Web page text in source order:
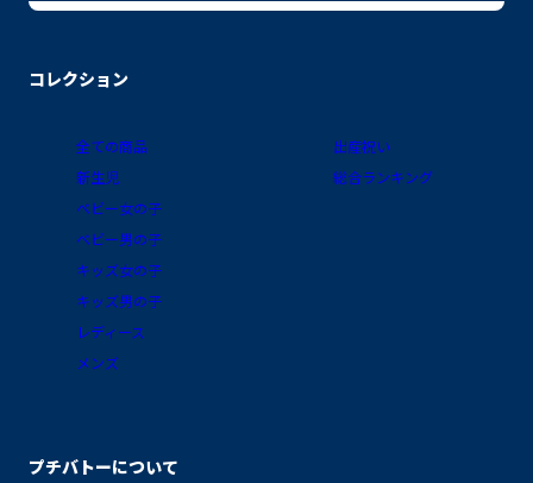
コレクション
全ての商品
新生児
ベビー女の子
ベビー男の子
キッズ女の子
キッズ男の子
レディース
メンズ
出産祝い
総合ランキング
プチバトーについて